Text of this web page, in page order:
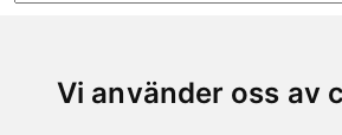
Vi använder oss av